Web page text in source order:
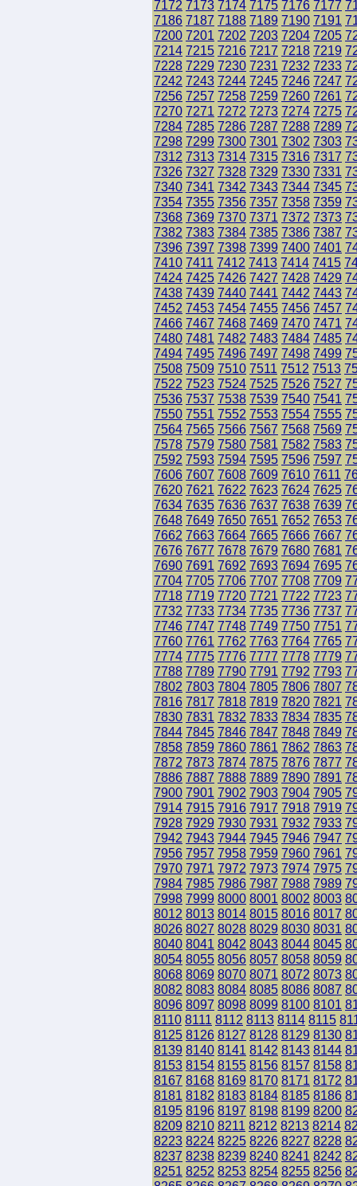
7172 7173 7174 7175 7176 7177
7186 7187 7188 7189 7190 7191
7200 7201 7202 7203 7204 7205
7214 7215 7216 7217 7218 7219
7228 7229 7230 7231 7232 7233
7242 7243 7244 7245 7246 7247
7256 7257 7258 7259 7260 7261
7270 7271 7272 7273 7274 7275
7284 7285 7286 7287 7288 7289
7298 7299 7300 7301 7302 7303
7312 7313 7314 7315 7316 7317
7326 7327 7328 7329 7330 7331
7340 7341 7342 7343 7344 7345
7354 7355 7356 7357 7358 7359
7368 7369 7370 7371 7372 7373
7382 7383 7384 7385 7386 7387
7396 7397 7398 7399 7400 7401
7410 7411 7412 7413 7414 7415
7424 7425 7426 7427 7428 7429
7438 7439 7440 7441 7442 7443
7452 7453 7454 7455 7456 7457
7466 7467 7468 7469 7470 7471
7480 7481 7482 7483 7484 7485
7494 7495 7496 7497 7498 7499
7508 7509 7510 7511 7512 7513
7522 7523 7524 7525 7526 7527
7536 7537 7538 7539 7540 7541
7550 7551 7552 7553 7554 7555
7564 7565 7566 7567 7568 7569
7578 7579 7580 7581 7582 7583
7592 7593 7594 7595 7596 7597
7606 7607 7608 7609 7610 7611
7620 7621 7622 7623 7624 7625
7634 7635 7636 7637 7638 7639
7648 7649 7650 7651 7652 7653
7662 7663 7664 7665 7666 7667
7676 7677 7678 7679 7680 7681
7690 7691 7692 7693 7694 7695
7704 7705 7706 7707 7708 7709
7718 7719 7720 7721 7722 7723
7732 7733 7734 7735 7736 7737
7746 7747 7748 7749 7750 7751
7760 7761 7762 7763 7764 7765
7774 7775 7776 7777 7778 7779
7788 7789 7790 7791 7792 7793
7802 7803 7804 7805 7806 7807
7816 7817 7818 7819 7820 7821
7830 7831 7832 7833 7834 7835
7844 7845 7846 7847 7848 7849
7858 7859 7860 7861 7862 7863
7872 7873 7874 7875 7876 7877
7886 7887 7888 7889 7890 7891
7900 7901 7902 7903 7904 7905
7914 7915 7916 7917 7918 7919
7928 7929 7930 7931 7932 7933
7942 7943 7944 7945 7946 7947
7956 7957 7958 7959 7960 7961
7970 7971 7972 7973 7974 7975
7984 7985 7986 7987 7988 7989
7998 7999 8000 8001 8002 8003
8012 8013 8014 8015 8016 8017
8026 8027 8028 8029 8030 8031
8040 8041 8042 8043 8044 8045
8054 8055 8056 8057 8058 8059
8068 8069 8070 8071 8072 8073
8082 8083 8084 8085 8086 8087
8096 8097 8098 8099 8100 8101
8110 8111 8112 8113 8114 8115
8125 8126 8127 8128 8129 8130
8139 8140 8141 8142 8143 8144
8153 8154 8155 8156 8157 8158
8167 8168 8169 8170 8171 8172
8181 8182 8183 8184 8185 8186
8195 8196 8197 8198 8199 8200
8209 8210 8211 8212 8213 8214
8223 8224 8225 8226 8227 8228
8237 8238 8239 8240 8241 8242
8251 8252 8253 8254 8255 8256